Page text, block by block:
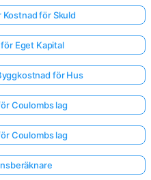
för Skuld
Eget Kapital
för Hus
Coulombs lag
Coulombs lag